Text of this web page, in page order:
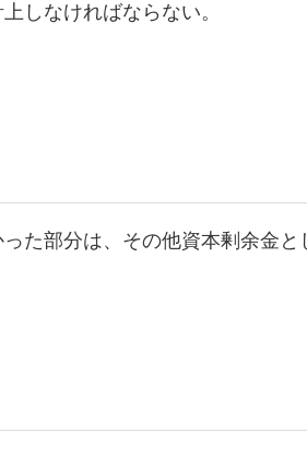
しなければならない。
た部分は、その他資本剰余金と